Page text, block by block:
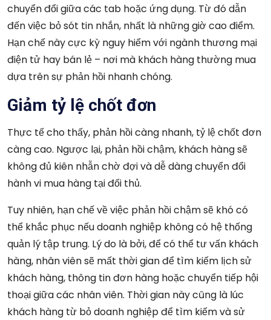
chuyển đổi giữa các tab hoặc ứng dụng. Từ đó dẫn
đến việc bỏ sót tin nhắn, nhất là những giờ cao điểm.
Hạn chế này cực kỳ nguy hiểm với ngành thương mại
điện tử hay bán lẻ – nơi mà khách hàng thường mua
dựa trên sự phản hồi nhanh chóng.
Giảm tỷ lệ chốt đơn
Thực tế cho thấy, phản hồi càng nhanh, tỷ lệ chốt đơn
càng cao. Ngược lại, phản hồi chậm, khách hàng sẽ
không đủ kiên nhẫn chờ đợi và dễ dàng chuyển đổi
hành vi mua hàng tại đối thủ.
Tuy nhiên, hạn chế về việc phản hồi chậm sẽ khó có
thể khắc phục nếu doanh nghiệp không có hệ thống
quản lý tập trung. Lý do là bởi, để có thể tư vấn khách
hàng, nhân viên sẽ mất thời gian để tìm kiếm lịch sử
khách hàng, thông tin đơn hàng hoặc chuyển tiếp hội
thoại giữa các nhân viên. Thời gian này cũng là lúc
khách hàng từ bỏ doanh nghiệp để tìm kiếm và sử